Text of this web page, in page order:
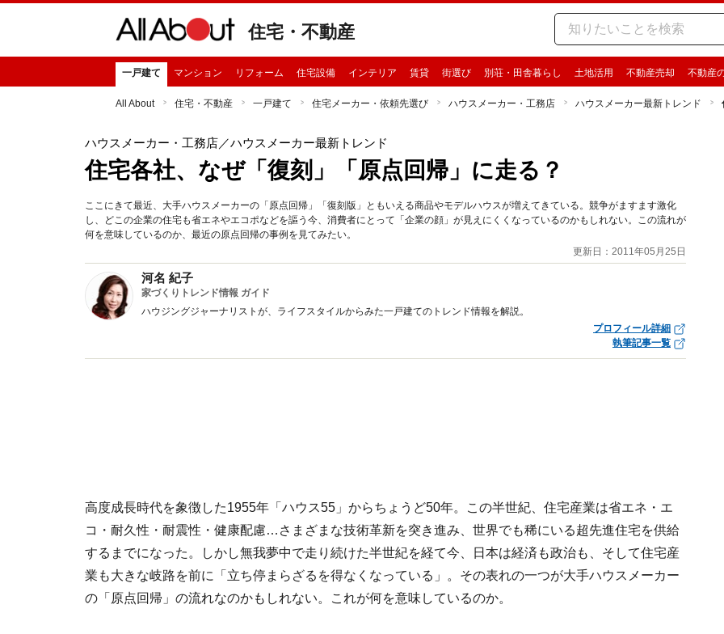
住宅・不動産
一戸建て マンション リフォーム 住宅設備 インテリア 賃貸 街選び 別荘・田舎暮らし 土地活用 不動産売却 不動産
All About 住宅・不動産 一戸建て 住宅メーカー・依頼先選び ハウスメーカー・工務店 ハウスメーカー最新トレンド
ハウスメーカー・工務店／ハウスメーカー最新トレンド
住宅各社、なぜ「復刻」「原点回帰」に走る？
ここにきて最近、大手ハウスメーカーの「原点回帰」「復刻版」ともいえる商品やモデルハウスが増えてきている。競争がますます激化
し、どこの企業の住宅も省エネやエコポなどを謳う今、消費者にとって「企業の顔」が見えにくくなっているのかもしれない。この流れが
何を意味しているのか、最近の原点回帰の事例を見てみたい。
更新日：2011年05月25日
河名 紀子
家づくりトレンド情報 ガイド
ハウジングジャーナリストが、ライフスタイルからみた一戸建てのトレンド情報を解説。
プロフィール詳細
執筆記事一覧
高度成長時代を象徴した1955年「ハウス55」からちょうど50年。この半世紀、住宅産業は省エネ・エ
コ・耐久性・耐震性・健康配慮…さまざまな技術革新を突き進み、世界でも稀にいる超先進住宅を供給
するまでになった。しかし無我夢中で走り続けた半世紀を経て今、日本は経済も政治も、そして住宅産
業も大きな岐路を前に「立ち停まらざるを得なくなっている」。その表れの一つが大手ハウスメーカー
の「原点回帰」の流れなのかもしれない。これが何を意味しているのか。